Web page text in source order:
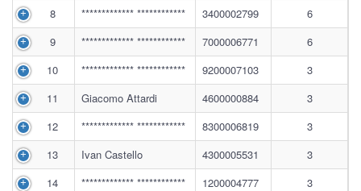
8
************* ************ 3400002799
6
9
************* ************ 7000006771
6
10
************* ************ 9200007103
3
11
Giacomo Attardi 4600000884
3
12
************* ************ 8300006819
3
13
Ivan Castello 4300005531
3
14
************* ************ 1200004777
3